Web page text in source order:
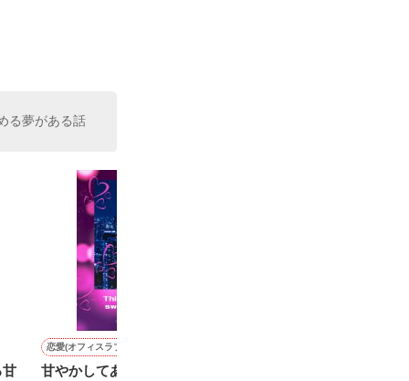
居まで提案
る夢がある話
甘
恋愛(オフィスラブ)
甘やかしてあげたい、傷つ